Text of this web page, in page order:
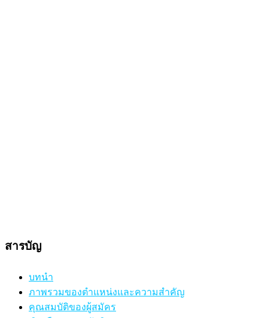
สารบัญ
บทนำ
ภาพรวมของตำแหน่งและความสำคัญ
คุณสมบัติของผู้สมัคร